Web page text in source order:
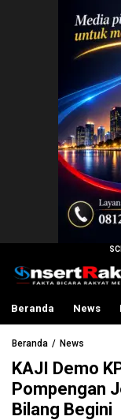
InsertRakyat.com
Fakta Bicara Rakyat
Beranda News
Beranda News
KAJI Demo
Pompengan
Bilang Begini